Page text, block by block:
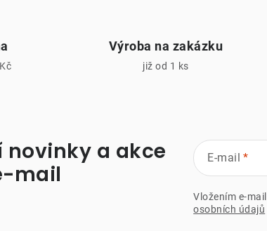
p
Výroba na zakázku
již od 1 ks
novinky a akce
mail
E-mail
Vložením e-
osobních údajů